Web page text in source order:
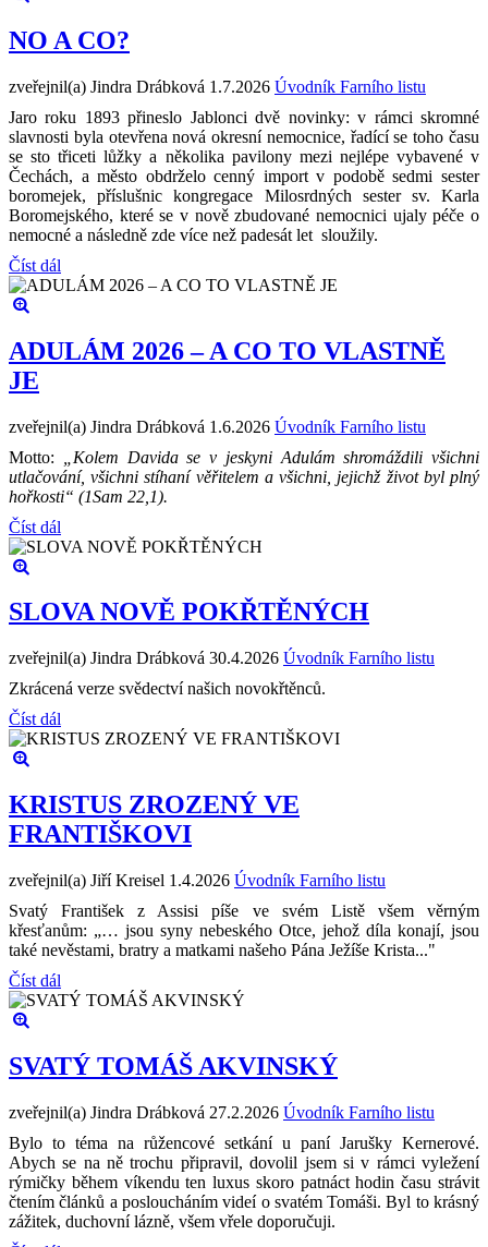
NO A CO?
zveřejnil(a) Jindra Drábková 1.7.2026 Úvodník Farního listu
Jaro roku 1893 přineslo Jablonci dvě novinky: v rámci skromné
slavnosti byla otevřena nová okresní nemocnice, řadící se toho času
se sto třiceti lůžky a několika pavilony mezi nejlépe vybavené v
Čechách, a město obdrželo cenný import v podobě sedmi sester
boromejek, příslušnic kongregace Milosrdných sester sv. Karla
Boromejského, které se v nově zbudované nemocnici ujaly péče o
nemocné a následně zde více než padesát let sloužily.
Číst dál
ADULÁM 2026 – A CO TO VLASTNĚ
JE
zveřejnil(a) Jindra Drábková 1.6.2026 Úvodník Farního listu
Motto:
„Kolem Davida se v jeskyni Adulám shromáždili všichni
utlačování, všichni stíhaní věřitelem a všichni, jejichž život byl plný
hořkosti“ (1Sam 22,1).
Číst dál
SLOVA NOVĚ POKŘTĚNÝCH
zveřejnil(a) Jindra Drábková 30.4.2026 Úvodník Farního listu
Zkrácená verze svědectví našich novokřtěnců.
Číst dál
KRISTUS ZROZENÝ VE
FRANTIŠKOVI
zveřejnil(a) Jiří Kreisel 1.4.2026 Úvodník Farního listu
Svatý František z Assisi píše ve svém Listě všem věrným
křesťanům: „… jsou syny nebeského Otce, jehož díla konají, jsou
také nevěstami, bratry a matkami našeho Pána Ježíše Krista..."
Číst dál
SVATÝ TOMÁŠ AKVINSKÝ
zveřejnil(a) Jindra Drábková 27.2.2026 Úvodník Farního listu
Bylo to téma na růžencové setkání u paní Jarušky Kernerové.
Abych se na ně trochu připravil, dovolil jsem si v rámci vyležení
rýmičky během víkendu ten luxus skoro patnáct hodin času strávit
čtením článků a posloucháním videí o svatém Tomáši. Byl to krásný
zážitek, duchovní lázně, všem vřele doporučuji.